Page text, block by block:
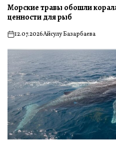
Морские травы обошли
ценности для рыб
on12.07.2026Айсулу Базарбаева